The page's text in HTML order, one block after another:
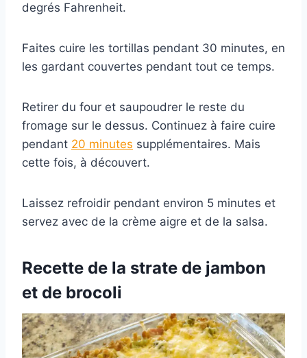
degrés Fahrenheit.
Faites cuire les tortillas pendant 30 minutes, en
les gardant couvertes pendant tout ce temps.
Retirer du four et saupoudrer le reste du
fromage sur le dessus. Continuez à faire cuire
pendant 20 minutes supplémentaires. Mais
cette fois, à découvert.
Laissez refroidir pendant environ 5 minutes et
servez avec de la crème aigre et de la salsa.
Recette de la strate de jambon
et de brocoli